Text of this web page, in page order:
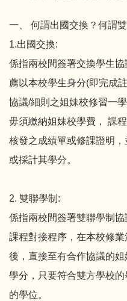
一、 何謂出國交換？何謂
1.出國交換:
係指兩校間簽署交換學生
薦以本校學生身分(即完成
協議/細則之姐妹校修習一
毋須繳納姐妹校學費， 課
核發之成績單或修課證明
或採計其學分。
2. 雙聯學制:
係指兩校間簽署雙聯學制
課程對接程序，在本校修
後，直接至有合作協議的
學分，只要符合雙方學校
的學位。